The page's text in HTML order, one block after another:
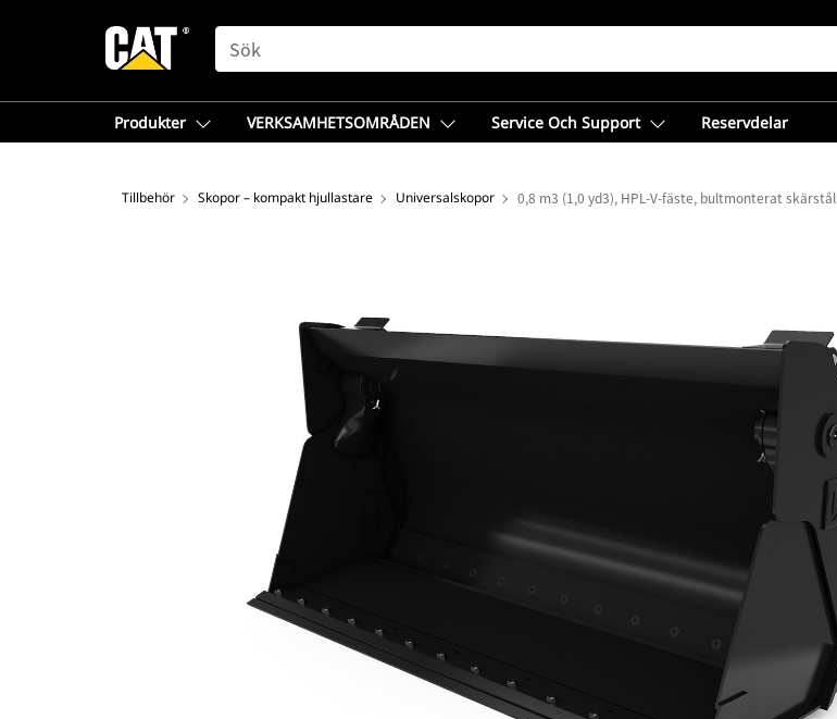
SEARCH
Produkter VERKSAMHETSOMRÅDEN Service Och Support Reservdelar
Tillbehör Skopor – kompakt hjullastare Universalskopor 0,8 m3 (1,0 yd3), HPL-V-fäste, bultmonterat skärstål